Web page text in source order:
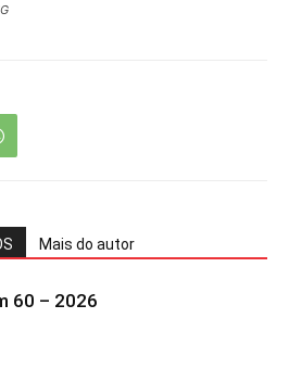
Mais do autor
60 – 2026